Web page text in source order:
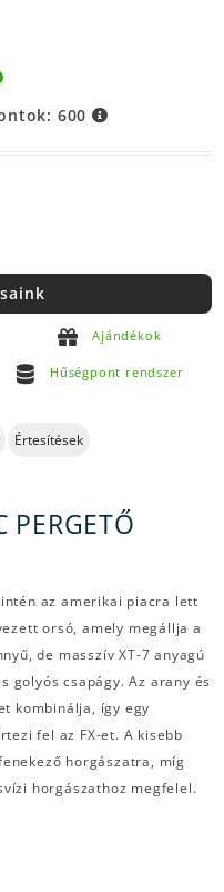
600
Ajándékok
Hűségpont rendszer
Értesítések
PERGETŐ
az amerikai piacra lett
orsó, amely megállja a
de masszív XT-7 anyagú
golyós csapágy. Az arany és
kombinálja, így egy
fel az FX-et. A kisebb
horgászatra, míg
horgászathoz megfelel.